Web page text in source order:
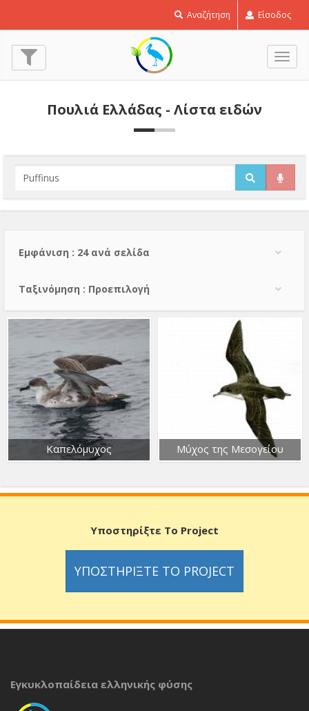
Αναζήτηση Είσοδος
Πουλιά Ελλάδας - Λίστα ειδών
Εμφάνιση : 24 ανά σελίδα
Тαξινόμηση : Προεπιλογή
Καπελόμυχος Μύχος της Μεσογείου
Υποστηρίξτε Το Project
ΥΠΟΣΤΗΡΊΞΤΕ ΤΟ PROJECT
Εγκυκλοπαίδεια ελληνικής φύσης